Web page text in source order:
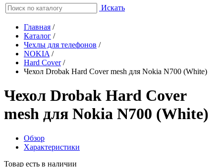
Искать
Главная /
Каталог /
Чехлы для телефонов /
NOKIA /
Hard Cover/
Чехол Drobak Hard Cover mesh для Nokia N700 (White)
Чехол Drobak Hard Cover
mesh для Nokia N700 (White)
Обзор
Характеристики
Товар есть в наличии